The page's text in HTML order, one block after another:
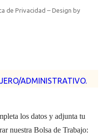
ADMINISTRATIVO.
de Privacidad – Design by
los datos y adjunta tu
nuestra Bolsa de Trabajo: